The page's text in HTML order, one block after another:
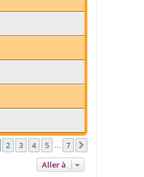
sur7
2 3 4 5 7
Aller à